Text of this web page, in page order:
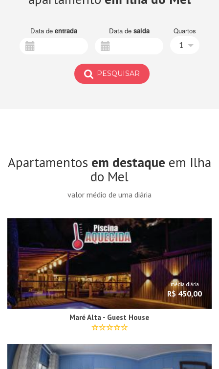
Data de entrada Data de saida Quartos
1
PESQUISAR
Apartamentos em destaque em Ilha
do Mel
valor médio de uma diária
média diária
R$ 450,00
Maré Alta - Guest House